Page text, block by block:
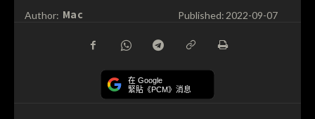
Author: Mac Published: 2022-09-07
在 Google
緊貼《PCM》消息